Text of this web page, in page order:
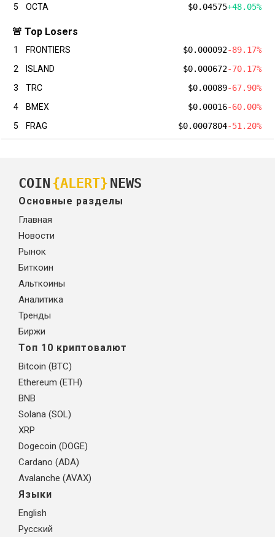
5
OCTA $0.04575+48.05%
🚨 Top Losers
1 FRONTIERS $0.000092-89.17%
2
ISLAND $0.000672-70.17%
3
TRC $0.00089-67.90%
4
BMEX $0.00016-60.00%
5
FRAG $0.0007804-51.20%
COIN {ALERT} NEWS
Основные разделы
Главная
Новости
Рынок
Биткоин
Альткоины
Аналитика
Тренды
Биржи
Топ 10 криптовалют
Bitcoin (BTC)
Ethereum (ETH)
BNB
Solana (SOL)
XRP
Dogecoin (DOGE)
Cardano (ADA)
Avalanche (AVAX)
Языки
English
Русский